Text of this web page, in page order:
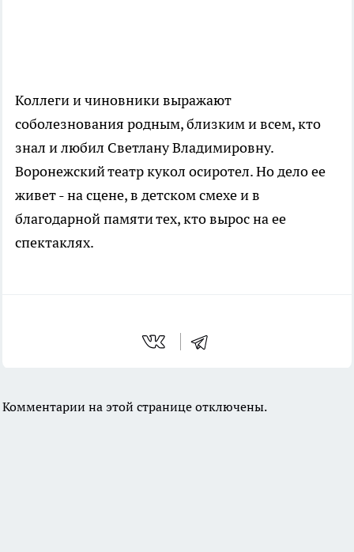
Коллеги и чиновники выражают
соболезнования родным, близким и всем, кто
знал и любил Светлану Владимировну.
Воронежский театр кукол осиротел. Но дело ее
живет - на сцене, в детском смехе и в
благодарной памяти тех, кто вырос на ее
спектаклях.
Комментарии на этой странице отключены.